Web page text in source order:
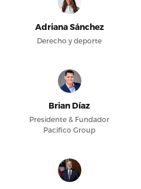
Adriana Sánchez
Derecho y deporte
Brian Díaz
Presidente & Fundador
Pacifico Group